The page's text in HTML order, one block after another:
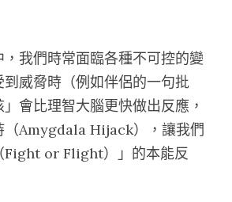
我們時常面臨各種不可控的變
威脅時（例如伴侶的一句批
會比理智大腦更快做出反應，
（Amygdala Hijack），讓我們
Fight or Flight）」的本能反